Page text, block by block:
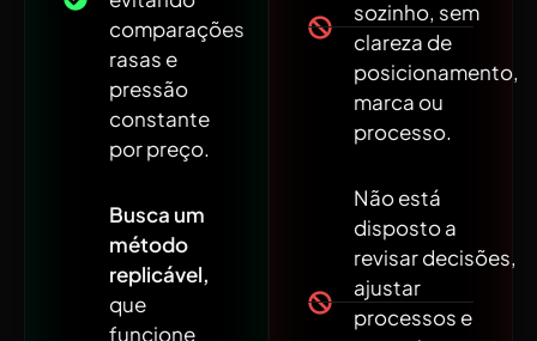
comparações
rasas e
pressão
constante
por preço.
Busca um
método
replicável,
que
funcione
sozinho, sem
clareza de
posicionamento,
marca ou
processo.
Não está
disposto a
revisar decisões,
ajustar
processos e